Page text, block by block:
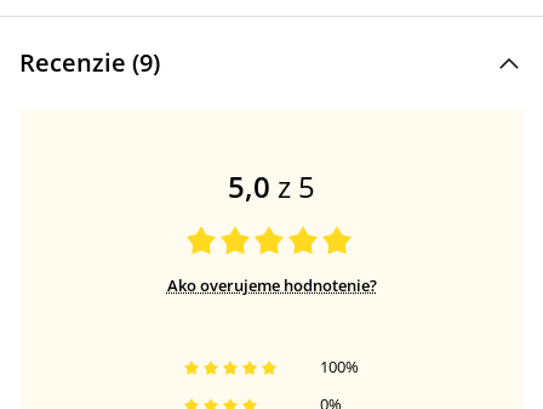
Recenzie (9)
5,0 z 5
Ako overujeme hodnotenie?
0%
100%